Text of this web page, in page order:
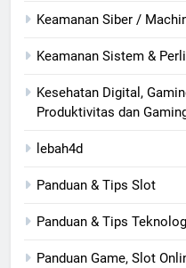
Keamanan Siber /
Keamanan Sistem &
Kesehatan Digital,
Produktivitas dan
lebah4d
Panduan & Tips Slot
Panduan & Tips
Panduan Game, Slot